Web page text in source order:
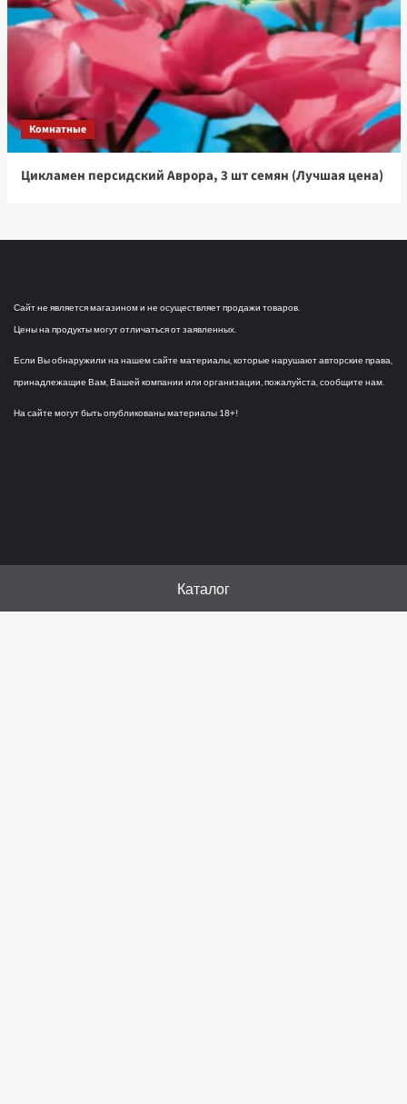
Комнатные
Цикламен персидский Аврора, 3 шт семян (Лучшая цена)
Сайт не является магазином и не осуществляет продажи товаров.
Цены на продукты могут отличаться от заявленных.
Если Вы обнаружили на нашем сайте материалы, которые нарушают авторские права,
принадлежащие Вам, Вашей компании или организации, пожалуйста, сообщите нам.
На сайте могут быть опубликованы материалы 18+!
Каталог